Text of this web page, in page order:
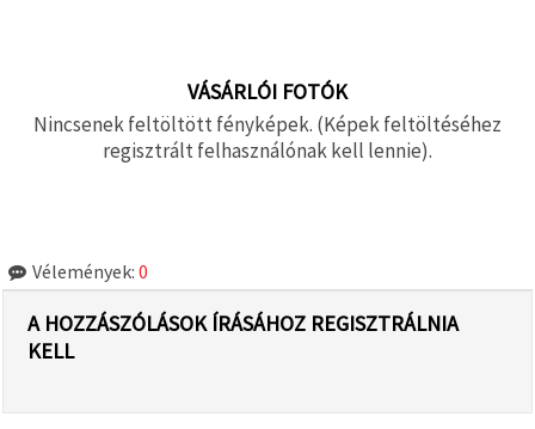
VÁSÁRLÓI FOTÓK
Nincsenek feltöltött fényképek. (Képek feltöltéséhez
regisztrált felhasználónak kell lennie).
Vélemények: 0
A HOZZÁSZÓLÁSOK ÍRÁSÁHOZ REGISZTRÁLNIA
KELL